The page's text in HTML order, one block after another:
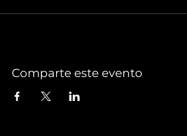
Comparte este evento